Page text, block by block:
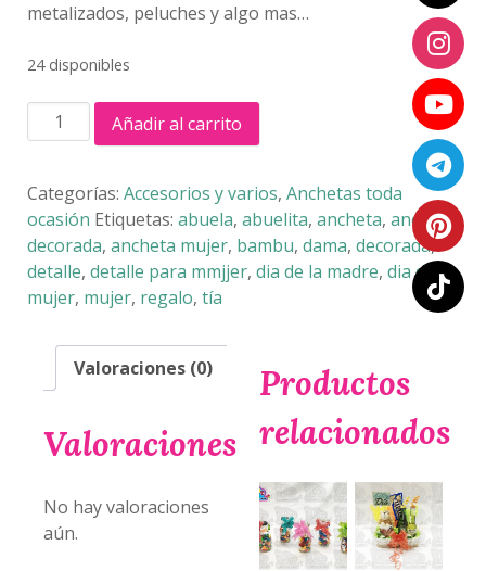
metalizados, peluches y algo mas…
24 disponibles
ANCHETA
EN
DE
GUADUA
cantidad
Añadir al carrito
Categorías: Accesorios y varios, Anchetas toda
ocasión Etiquetas: abuela, abuelita, ancheta, ancheta
decorada, ancheta mujer, bambu, dama, decorada,
detalle, detalle para mmjjer, dia de la madre, dia de la
mujer, mujer, regalo, tía
Valoraciones (0)
Valoraciones
No hay valoraciones
aún.
Productos
relacionados